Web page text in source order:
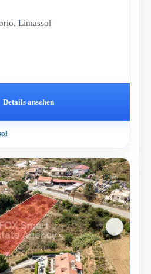
Limassol
Details ansehen